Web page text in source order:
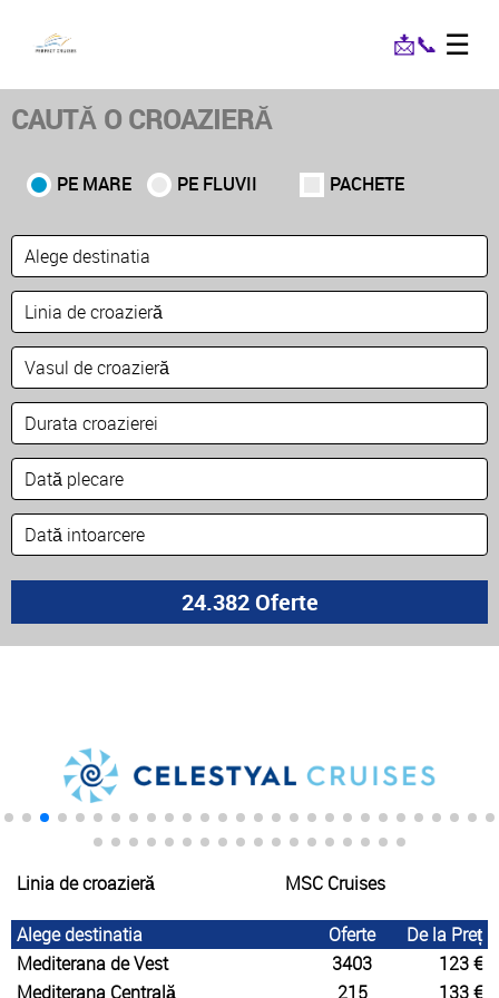
📩📞 ☰
CAUTĂ O CROAZIERĂ
PE MARE PE FLUVII PACHETE
Linia de croazieră MSC Cruises
Alege destinatia Oferte
De la Preț
Mediterana de Vest
3403
123 €
Mediterana Centrală
215 133 €